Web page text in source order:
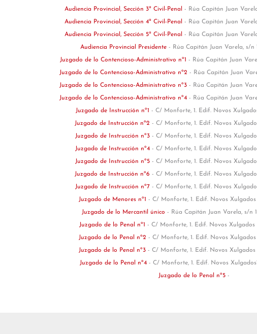
Audiencia Provincial, Sección 3ª Civil-Penal - Rúa Capitán Juan
Audiencia Provincial, Sección 4ª Civil-Penal - Rúa Capitán Juan
Audiencia Provincial, Sección 5ª Civil-Penal - Rúa Capitán Juan
Audiencia Provincial Presidente - Rúa Capitán Juan Varela, s/n
Juzgado de lo Contencioso-Administrativo nº1 - Rúa Capitán Juan
Juzgado de lo Contencioso-Administrativo nº2 - Rúa Capitán Juan
Juzgado de lo Contencioso-Administrativo nº3 - Rúa Capitán Juan
Juzgado de lo Contencioso-Administrativo nº4 - Rúa Capitán Juan
Juzgado de Instrucción nº1 - C/ Monforte, 1. Edif. Novos
Juzgado de Instrucción nº2 - C/ Monforte, 1. Edif. Novos
Juzgado de Instrucción nº3 - C/ Monforte, 1. Edif. Novos
Juzgado de Instrucción nº4 - C/ Monforte, 1. Edif. Novos
Juzgado de Instrucción nº5 - C/ Monforte, 1. Edif. Novos
Juzgado de Instrucción nº6 - C/ Monforte, 1. Edif. Novos
Juzgado de Instrucción nº7 - C/ Monforte, 1. Edif. Novos
Juzgado de Menores nº1 - C/ Monforte, 1. Edif. Novos Xulgados
Juzgado de lo Mercantil único - Rúa Capitán Juan Varela, s/n
Juzgado de lo Penal nº1 - C/ Monforte, 1. Edif. Novos Xulgados
Juzgado de lo Penal nº2 - C/ Monforte, 1. Edif. Novos Xulgados
Juzgado de lo Penal nº3 - C/ Monforte, 1. Edif. Novos Xulgados
Juzgado de lo Penal nº4 - C/ Monforte, 1. Edif. Novos
Juzgado de lo Penal nº5 -